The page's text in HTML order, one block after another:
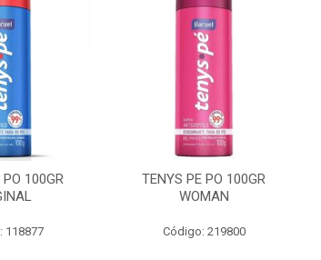
100GR
118877
TENYS PE PO 100GR
WOMAN
Código: 219800